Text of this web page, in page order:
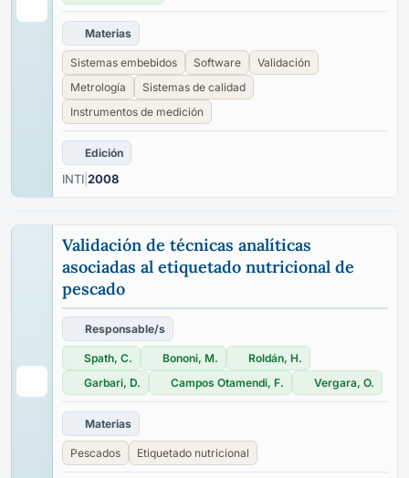
Materias
Sistemas embebidos Software
Validación
Metrología
Sistemas de calidad
Instrumentos de medición
Edición
INTI 2008
Validación de técnicas analíticas
asociadas al etiquetado nutricional de
pescado
Responsable/s
Spath, C. Bononi, M.
Roldán, H.
Garbari, D.
Campos Otamendi, F. Vergara, O.
Materias
Pescados Etiquetado nutricional